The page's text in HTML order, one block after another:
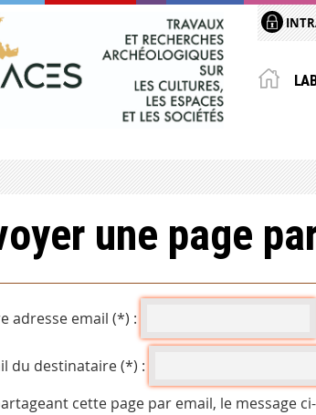
une page
adresse email (*) :
du destinataire (*) :
cette page par email, le message